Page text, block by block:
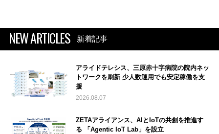
NEW ARTICLES 新着記事
アライドテレシス、三原赤十字病院の院内ネッ
トワークを刷新 少人数運用でも安定稼働を支
援
2026.08.07
ZETAアライアンス、AIとIoTの共創を推進す
る 「Agentic IoT Lab」を設立